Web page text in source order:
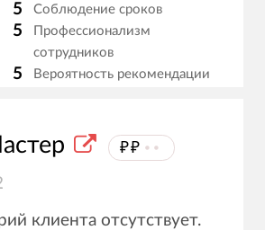
5 Соблюдение сроков
5
Профессионализм
сотрудников
5 Вероятность рекомендации
₽₽ ⦁⦁
клиента отсутствует.